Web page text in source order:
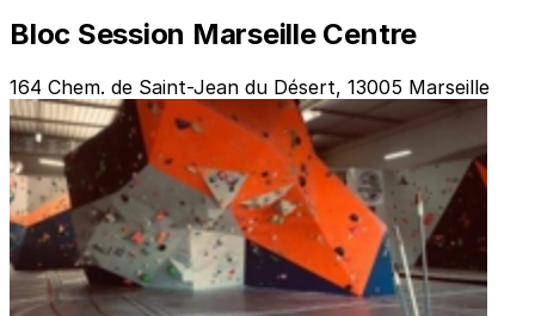
Bloc Session Marseille Centre
164 Chem. de Saint-Jean du Désert, 13005 Marseille